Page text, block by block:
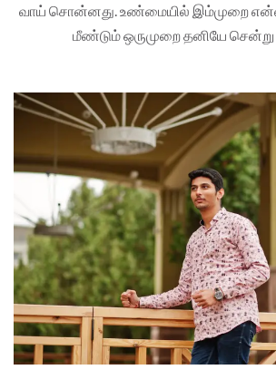
வாய் சொன்னது. உண்மையில் இம்முறை
மீண்டும் ஒருமுறை தனியே சென்று